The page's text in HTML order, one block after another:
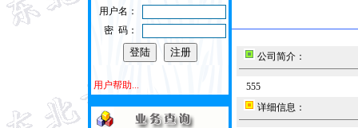
用户名：
密 码：
用户帮助...
公司简介：
555
详细信息：